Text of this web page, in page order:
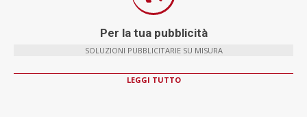
Per la tua pubblicità
SOLUZIONI PUBBLICITARIE SU MISURA
LEGGI TUTTO